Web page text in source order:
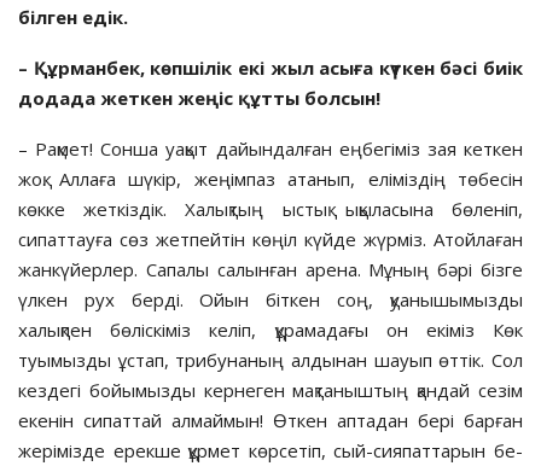
білген едік.
– Құрманбек, көпшілік екі жыл асыға күткен бәсі биік
додада жеткен жеңіс құтты болсын!
– Рақмет! Сонша уақыт дайындалған еңбегіміз зая кеткен
жоқ. Аллаға шүкір, жеңімпаз атанып, еліміздің төбесін
көкке жет­кіздік. Халықтың ыстық ықыласына бөленіп,
сипаттауға сөз жетпейтін көңіл күйде жүрміз. Атойлаған
жанкүйерлер. Сапалы салынған арена. Мұның бәрі бізге
үлкен рух берді. Ойын біткен соң, қуаны­шы­мызды
халықпен бөліскіміз келіп, құрамадағы он екіміз Көк
туымызды ұстап, трибунаның алдынан шауып өттік. Сол
кездегі бойымызды кернеген мақтаныштың қандай сезім
екенін сипаттай алмаймын! Өткен аптадан бері барған
жерімізде ерек­ше құрмет көрсетіп, сый-сияпаттарын бе­